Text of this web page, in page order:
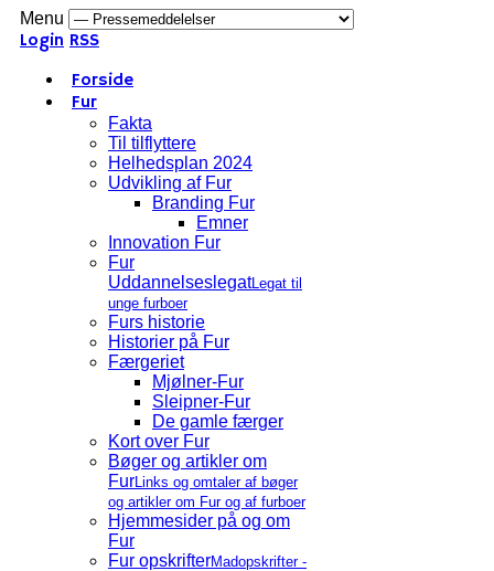
Menu
Login RSS
Forside
Fur
Fakta
Til tilflyttere
Helhedsplan 2024
Udvikling af Fur
Branding Fur
Emner
Innovation Fur
Fur
UddannelseslegatLegat til
unge furboer
Furs historie
Historier på Fur
Færgeriet
Mjølner-Fur
Sleipner-Fur
De gamle færger
Kort over Fur
Bøger og artikler om
FurLinks og omtaler af bøger
og artikler om Fur og af furboer
Hjemmesider på og om
Fur
Fur opskrifterMadopskrifter -